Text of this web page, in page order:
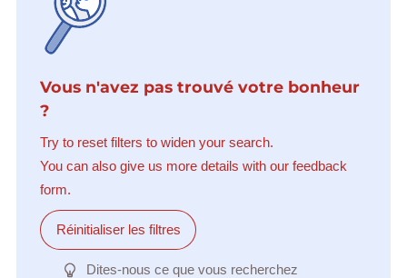
Vous n'avez pas trouvé votre bonheur
?
Try to reset filters to widen your search.
You can also give us more details with our feedback
form.
Réinitialiser les filtres
Dites-nous ce que vous recherchez